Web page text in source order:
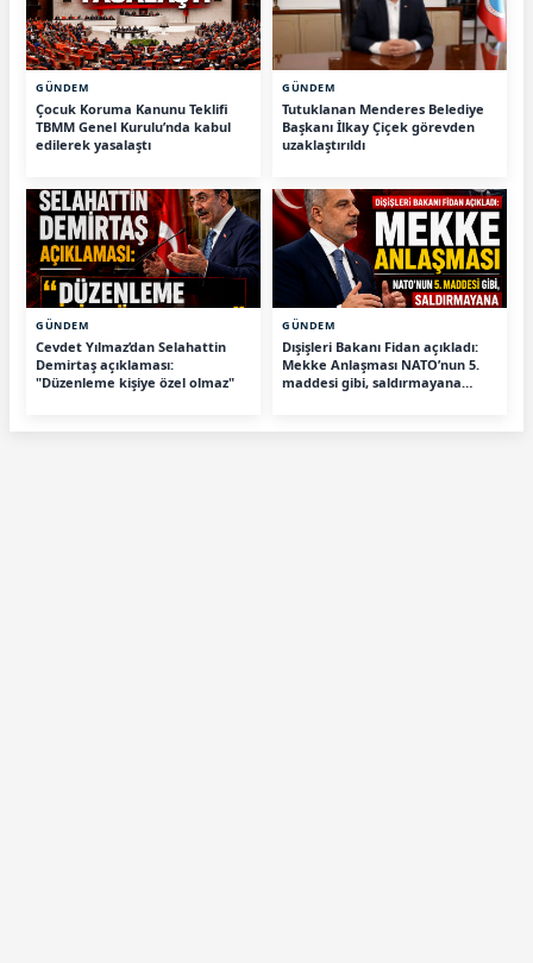
GÜNDEM
Çocuk Koruma Kanunu Teklifi
TBMM Genel Kurulu’nda kabul
edilerek yasalaştı
GÜNDEM
Tutuklanan Menderes Belediye
Başkanı İlkay Çiçek görevden
uzaklaştırıldı
GÜNDEM
Cevdet Yılmaz’dan Selahattin
Demirtaş açıklaması:
"Düzenleme kişiye özel olmaz"
GÜNDEM
Dışişleri Bakanı Fidan açıkladı:
Mekke Anlaşması NATO’nun 5.
maddesi gibi, saldırmayana